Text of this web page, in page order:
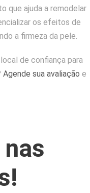
que ajuda a remodelar
os efeitos de
a firmeza da pele.
de confiança para
Agende sua avaliação e